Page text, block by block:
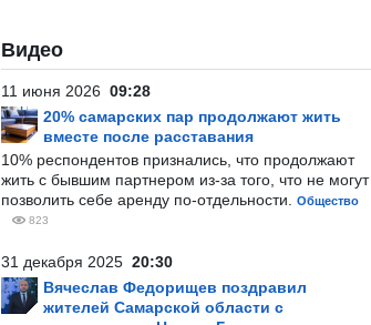
Видео
11 июня 2026 09:28
20% самарских пар продолжают жить
вместе после расставания
10% респондентов признались, что продолжают
жить с бывшим партнером из-за того, что не могут
позволить себе аренду по-отдельности.
Общество
823
31 декабря 2025 20:30
Вячеслав Федорищев поздравил
жителей Самарской области с